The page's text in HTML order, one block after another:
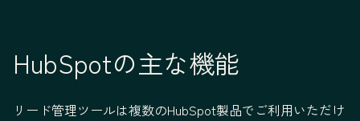
HubSpotの主な機能
リード管理ツールは複数のHubSpot製品でご利用いただけ